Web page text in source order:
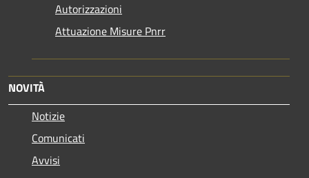
Autorizzazioni
Attuazione Misure Pnrr
NOVITÀ
Notizie
Comunicati
Avvisi